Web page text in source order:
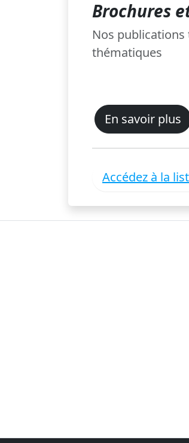
Brochures
Nos
thématiques
En savoir plus
Accédez à la